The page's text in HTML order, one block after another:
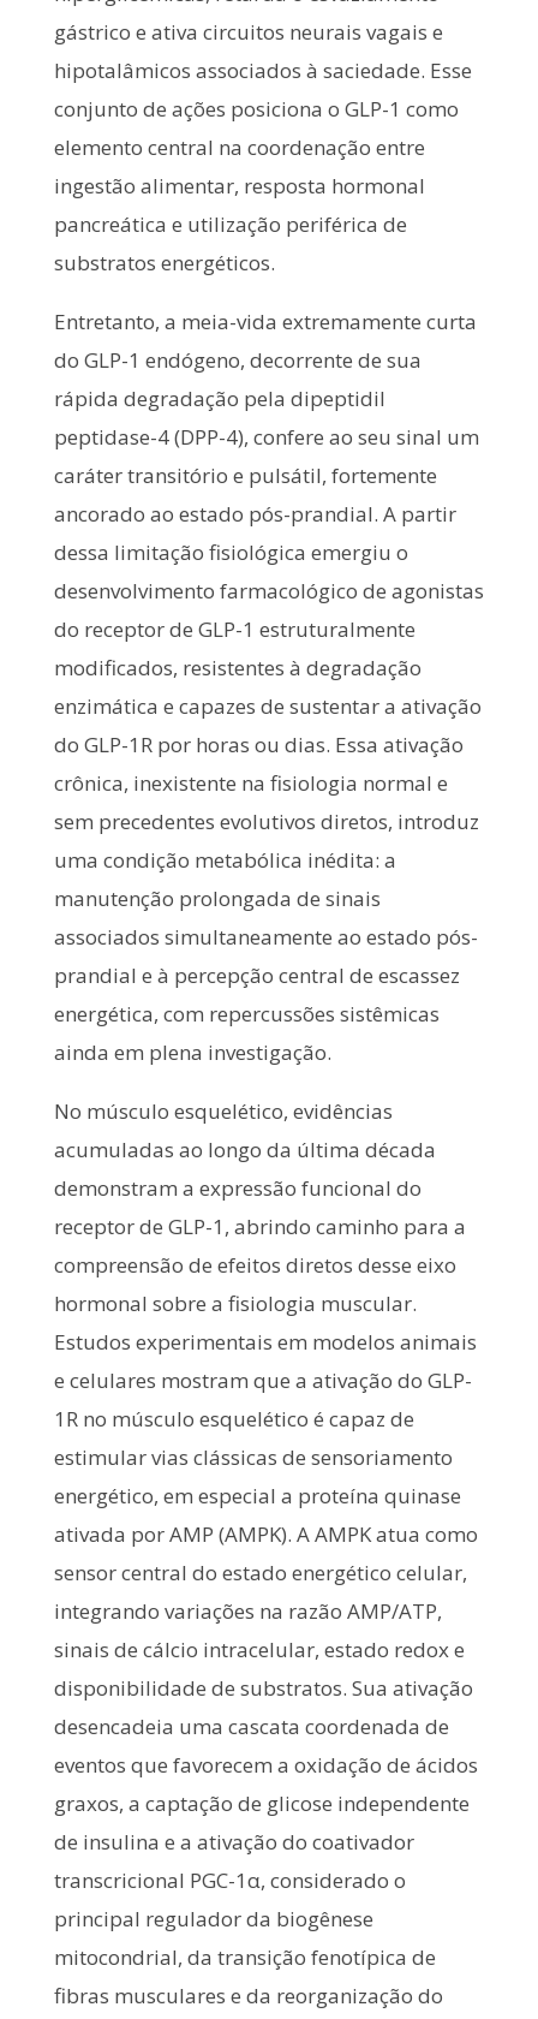
gástrico e ativa circuitos neurais vagais e
hipotalâmicos associados à saciedade. Esse
conjunto de ações posiciona o GLP-1 como
elemento central na coordenação entre
ingestão alimentar, resposta hormonal
pancreática e utilização periférica de
substratos energéticos.
Entretanto, a meia-vida extremamente curta
do GLP-1 endógeno, decorrente de sua
rápida degradação pela dipeptidil
peptidase-4 (DPP-4), confere ao seu sinal um
caráter transitório e pulsátil, fortemente
ancorado ao estado pós-prandial. A partir
dessa limitação fisiológica emergiu o
desenvolvimento farmacológico de agonistas
do receptor de GLP-1 estruturalmente
modificados, resistentes à degradação
enzimática e capazes de sustentar a ativação
do GLP-1R por horas ou dias. Essa ativação
crônica, inexistente na fisiologia normal e
sem precedentes evolutivos diretos, introduz
uma condição metabólica inédita: a
manutenção prolongada de sinais
associados simultaneamente ao estado pós-
prandial e à percepção central de escassez
energética, com repercussões sistêmicas
ainda em plena investigação.
No músculo esquelético, evidências
acumuladas ao longo da última década
demonstram a expressão funcional do
receptor de GLP-1, abrindo caminho para a
compreensão de efeitos diretos desse eixo
hormonal sobre a fisiologia muscular.
Estudos experimentais em modelos animais
e celulares mostram que a ativação do GLP-
1R no músculo esquelético é capaz de
estimular vias clássicas de sensoriamento
energético, em especial a proteína quinase
ativada por AMP (AMPK). A AMPK atua como
sensor central do estado energético celular,
integrando variações na razão AMP/ATP,
sinais de cálcio intracelular, estado redox e
disponibilidade de substratos. Sua ativação
desencadeia uma cascata coordenada de
eventos que favorecem a oxidação de ácidos
graxos, a captação de glicose independente
de insulina e a ativação do coativador
transcricional PGC-1α, considerado o
principal regulador da biogênese
mitocondrial, da transição fenotípica de
fibras musculares e da reorganização do